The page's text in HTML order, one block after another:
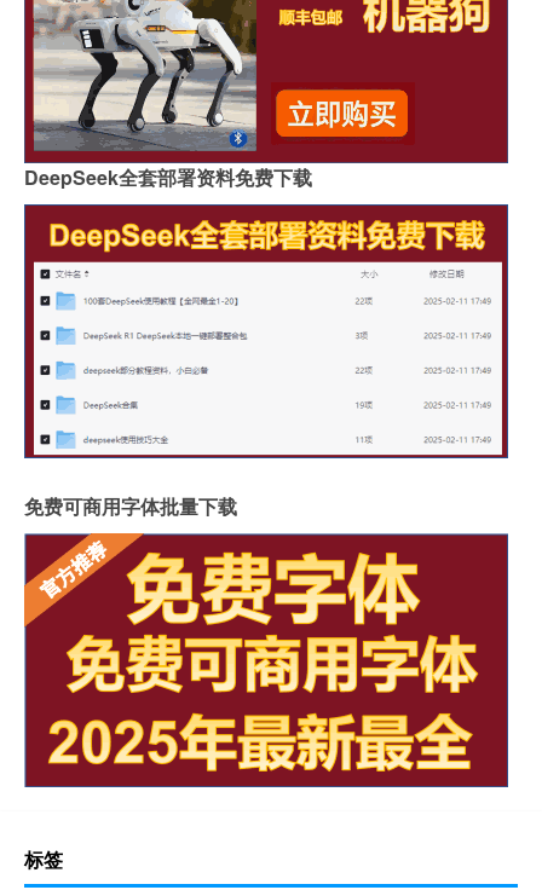
DeepSeek全套部署资料免费下载
免费可商用字体批量下载
标签